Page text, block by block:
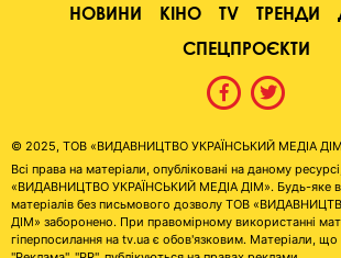
НОВИНИ КІНО TV ТРЕНДИ
СПЕЦПРОЄКТИ
© 2025, ТОВ «ВИДАВНИЦТВО УКРАЇНСЬКИЙ МЕДІА
Всі права на матеріали, опубліковані на даному
«ВИДАВНИЦТВО УКРАЇНСЬКИЙ МЕДІА ДІМ». Будь-яке
матеріалів без письмового дозволу ТОВ
ДІМ» заборонено. При правомірному використанні
гіперпосилання на tv.ua є обов'язковим. Матеріали, що